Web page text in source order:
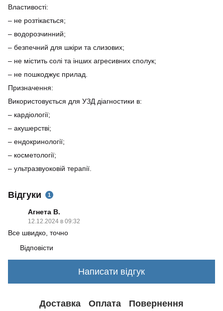
Властивості:
– не розтікається;
– водорозчинний;
– безпечний для шкіри та слизових;
– не містить солі та інших агресивних сполук;
– не пошкоджує прилад.
Призначення:
Використовується для УЗД діагностики в:
– кардіології;
– акушерстві;
– ендокринології;
– косметології;
– ультразвуоковій терапії.
Відгуки 1
Агнета В.
12.12.2024 в 09:32
Все швидко, точно
Відповісти
Написати відгук
Доставка Оплата Повернення